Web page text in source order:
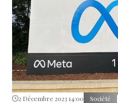
2 Décembre 2023 14:00 Société